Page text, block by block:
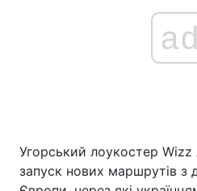
ad
Угорський лоукостер
запуск нових маршрутів з